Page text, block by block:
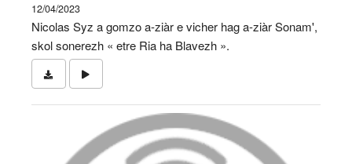
12/04/2023
Nicolas Syz a gomzo a-ziàr e vicher hag a-ziàr Sonam',
skol sonerezh « etre Ria ha Blavezh ».